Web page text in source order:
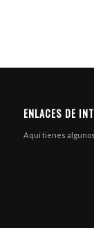
ENLACES DE
Aquí tienes